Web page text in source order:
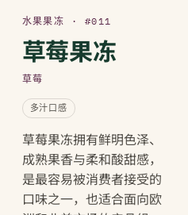
水果果冻 · #011
草莓果冻
草莓
多汁口感
草莓果冻拥有鲜明色泽、
成熟果香与柔和酸甜感，
是最容易被消费者接受的
口味之一，也适合面向欧